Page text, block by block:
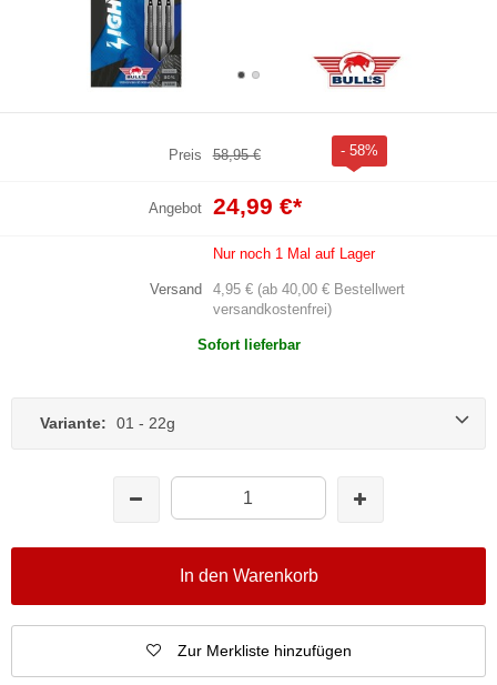
Preis 58,95 € - 58%
Angebot 24,99 €*
Nur noch 1 Mal auf Lager
Versand
4,95 € (ab 40,00 € Bestellwert
versandkostenfrei)
Sofort lieferbar
Variante: 01 - 22g
In den Warenkorb
Zur Merkliste hinzufügen